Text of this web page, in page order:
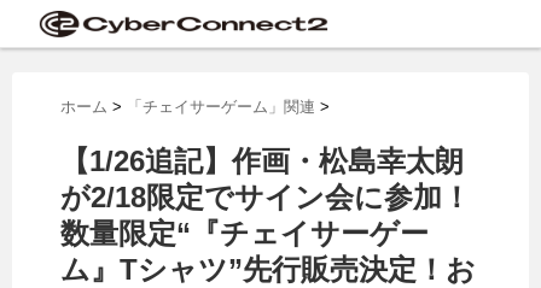
ホーム > 「チェイサーゲーム」関連 >
【1/26追記】作画・松島幸太朗
が2/18限定でサイン会に参加！
数量限定“『チェイサーゲー
ム』Tシャツ”先行販売決定！お